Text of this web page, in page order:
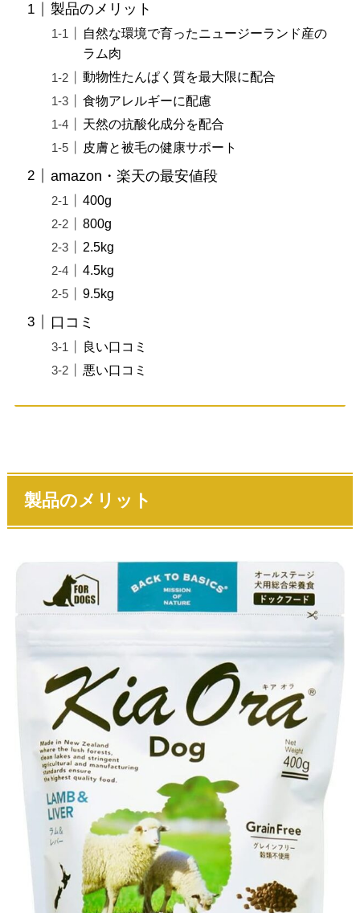
製品のメリット
自然な環境で育ったニュージーランド産の
ラム肉
動物性たんぱく質を最大限に配合
食物アレルギーに配慮
天然の抗酸化成分を配合
皮膚と被毛の健康サポート
amazon・楽天の最安値段
400g
800g
2.5kg
4.5kg
9.5kg
口コミ
良い口コミ
悪い口コミ
製品のメリット